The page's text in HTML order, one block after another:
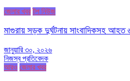
জেলার খবর টপ নিউজ
মাগুরায় সড়ক দুর্ঘটনায় সাংবাদিকসহ আহত
জানুয়ারি ৩০, ২০২৬
নিজস্ব প্রতিবেদক
আরও জেলার খবর